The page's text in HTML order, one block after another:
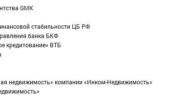
GMK
стабильности ЦБ РФ
банка БКФ
кредитование» ВТБ
недвижимость» компании «Инком-Недвижимость»